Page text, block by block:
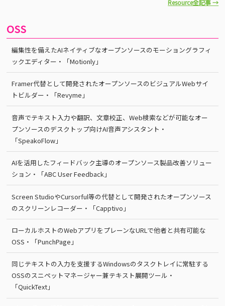
Resource全記事 →
OSS
編集性を備えたAIネイティブなオープンソースのモーショングラフィ
ックエディター・「Motionly」
Framer代替として開発されたオープンソースのビジュアルWebサイ
トビルダー・「Revyme」
音声でテキスト入力や翻訳、文章校正、Web検索などが可能なオー
プンソースのデスクトップ向けAI音声アシスタント・
「SpeakoFlow」
AIを活用したフィードバック主導のオープンソース製品改善ソリュー
ション・「ABC User Feedback」
Screen StudioやCursorful等の代替として開発されたオープンソース
のスクリーンレコーダー・「Capptivo」
ローカルホストのWebアプリをプレーンなURLで他者と共有可能な
OSS・「PunchPage」
同じテキストの入力を支援するWindowsのタスクトレイに常駐する
OSSのスニペットマネージャー兼テキスト展開ツール・
「QuickText」